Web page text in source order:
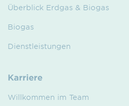
Überblick Erdgas & Biogas
Biogas
Dienstleistungen
Karriere
Willkommen im Team